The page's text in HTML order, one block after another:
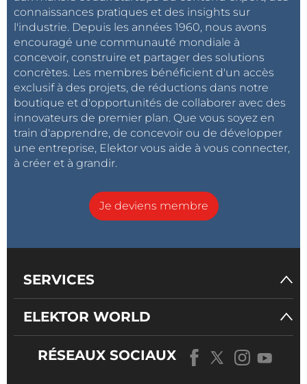
connaissances pratiques et des insights sur
l'industrie. Depuis les années 1960, nous avons
encouragé une communauté mondiale à
concevoir, construire et partager des solutions
concrètes. Les membres bénéficient d'un accès
exclusif à des projets, de réductions dans notre
boutique et d'opportunités de collaborer avec des
innovateurs de premier plan. Que vous soyez en
train d'apprendre, de concevoir ou de développer
une entreprise, Elektor vous aide à vous connecter,
à créer et à grandir.
Je deviens membre
SERVICES
ELEKTOR WORLD
RÉSEAUX SOCIAUX